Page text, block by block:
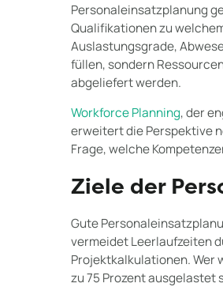
Personaleinsatzplanung
Qualifikationen zu
Auslastungsgrade,
füllen, sondern
abgeliefert werden.
Workforce Planning, der
erweitert die Perspektive
Frage, welche
Ziele der
Gute
vermeidet Leerlaufzeiten
Projektkalkulationen. Wer
zu 75 Prozent